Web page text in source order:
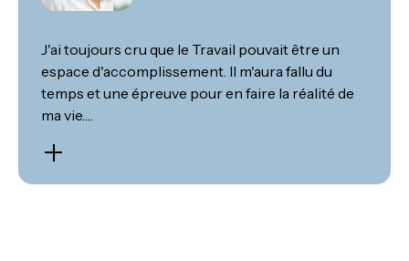
J'ai toujours cru que le Travail pouvait être un
espace d'accomplissement. Il m'aura fallu du
temps et une épreuve pour en faire la réalité de
ma vie….